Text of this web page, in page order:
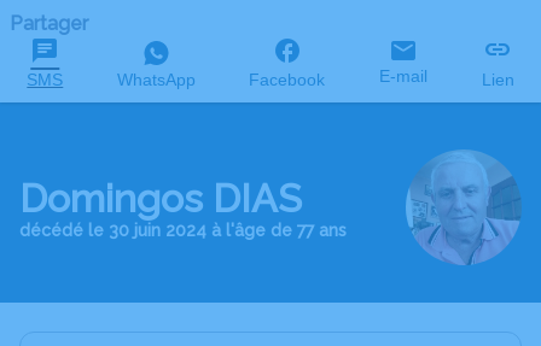
Partager
SMS WhatsApp Facebook E-mail Lien
Domingos DIAS
décédé le 30 juin 2024 à l'âge de 77 ans